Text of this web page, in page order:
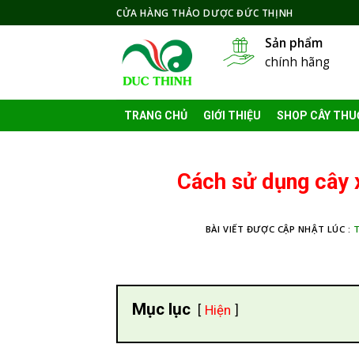
to
CỬA HÀNG THẢO DƯỢC ĐỨC THỊNH
Sản phẩm
chính hãng
TRANG CHỦ GIỚI THIỆU SHOP CÂY
Cách sử dụng
BÀI VIẾT ĐƯỢC CẬP NHẬT LÚC :
Mục lục Hiện